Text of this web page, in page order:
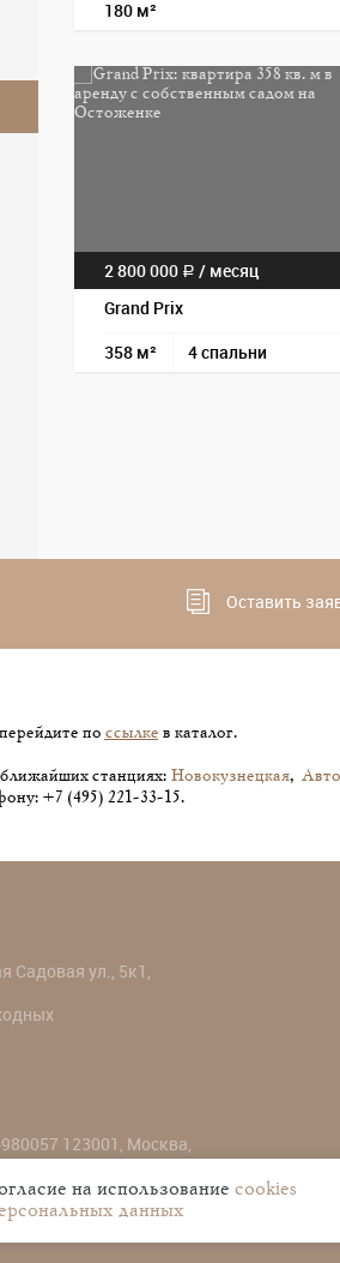
180 м²
2 800 000 a / месяц
Grand Prix
358 м² 4 спальни
Оставить
по ссылке в каталог.
станциях: Новокузнецкая,
+7 (495) 221-33-15.
Садовая ул., 5к1,
123001, Москва,
на использование cookies
данных